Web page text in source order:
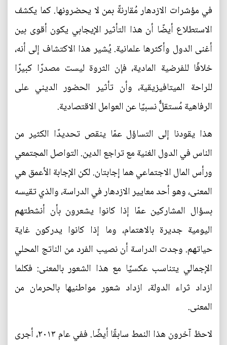
في مؤشرات الازدهار مُقارنةً بمن لا يحضرونها. كما يكشف
الاستطلاع أيضًا أن هذا التأثير الإيجابي يكون أقوى بين
أغنى الدول وأكثرها علمانية. يُشير هذا الاكتشاف إلى أنه،
خلافًا للفرضية المادية، فإن الثروة ليست مصدرًا كبيرًا
للراحة الميتافيزيقية، وأن تأثير الحضور الديني على
الرفاهية مُستقلٌّ نسبيًا عن العوامل الاقتصادية.
هذا يقودنا إلى التساؤل عمّا ينقص تحديدًا الكثير من
الناس في الدول الغنية مع تراجع الدين. التواصل المجتمعي
ورأس المال الاجتماعي هما إجابتان. لكن الإجابة الأعمق هي
المعنى، وهو أحد معايير الازدهار في الدراسة، والذي تقيسه
بسؤال المشاركين عمّا إذا كانوا يشعرون بأن أنشطتهم
اليومية جديرة بالاهتمام، وما إذا كانوا يدركون غاية
حياتهم. وجدت الدراسة أن نصيب الفرد من الناتج المحلي
الإجمالي يتناسب عكسيًا مع هذا الشعور بالمعنى: فكلما
ازداد ثراء الدولة، ازداد شعور مواطنيها بالحرمان من
المعنى.
لاحظ آخرون هذا النمط سابقًا أيضًا. ففي عام ٢٠١٣، أجرى